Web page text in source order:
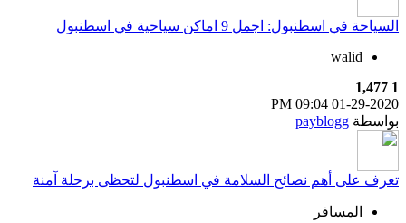
السياحة في اسطنبول: اجمل 9 اماكن سياحية في اسطنبول
walid
1
1,477
01-29-2020
09:04 PM
بواسطة payblogg
تعرف على أهم نصائح السلامة في اسطنبول لتحظى برحلة آمنة
المسافر